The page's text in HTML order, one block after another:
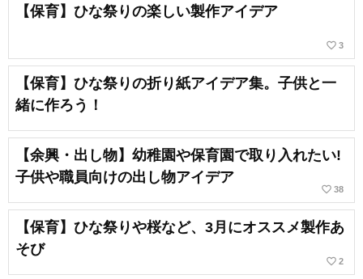
【保育】ひな祭りの楽しい製作アイデア
favorite_border 3
【保育】ひな祭りの折り紙アイデア集。子供と一
緒に作ろう！
【余興・出し物】幼稚園や保育園で取り入れたい!
子供や職員向けの出し物アイデア
favorite_border 38
【保育】ひな祭りや桜など、3月にオススメ製作あ
そび
favorite_border 2